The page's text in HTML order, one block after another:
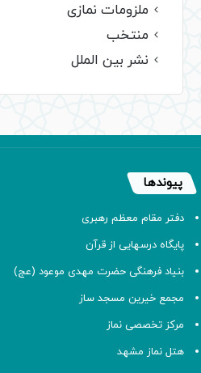
ملزومات نمازی
منتخب
نشر بین الملل
پیوندها
دفتر مقام معظم رهبری
پایگاه درسهایی از قرآن
بنیاد فرهنگی حضرت مهدی موعود (عج)
مجمع خیرین مسجد ساز
مرکز تخصصی نماز
هتل نماز مشهد